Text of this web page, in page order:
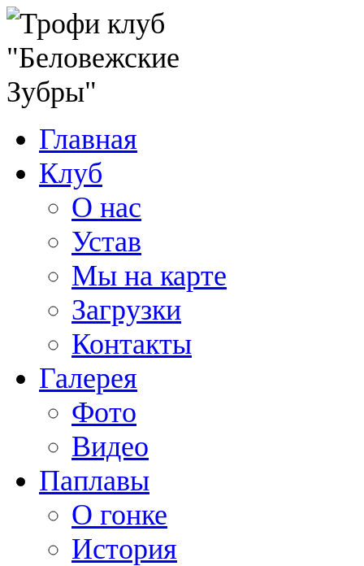
Главная
Клуб
О нас
Устав
Мы на карте
Загрузки
Контакты
Галерея
Фото
Видео
Паплавы
О гонке
История